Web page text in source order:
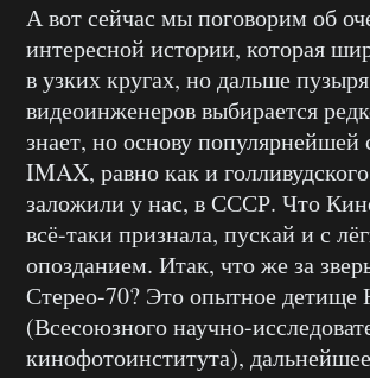
А вот сейчас мы поговорим об
интересной истории, которая
в узких кругах, но дальше
видеоинженеров выбирается
знает, но основу популярнейшей
IMAX, равно как и
заложили у нас, в СССР. Что
всё-таки признала, пускай и с
опозданием. Итак, что же за
Стерео-70? Это опытное
(Всесоюзного научно-
кинофотоинститута),